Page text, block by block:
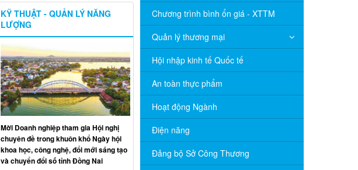
Chương trình bình ổn giá - XTTM
Quản lý thương mại
Hội nhập kinh tế Quốc tế
An toàn thực phẩm
Hoạt động Ngành
Điện năng
Đảng bộ Sở Công Thương
KỸ THUẬT - QUẢN LÝ NĂNG
LƯỢNG
Mời Doanh nghiệp tham gia Hội nghị
chuyên đề trong khuôn khổ Ngày hội
khoa học, công nghệ, đổi mới sáng tạo
và chuyển đổi số tỉnh Đồng Nai